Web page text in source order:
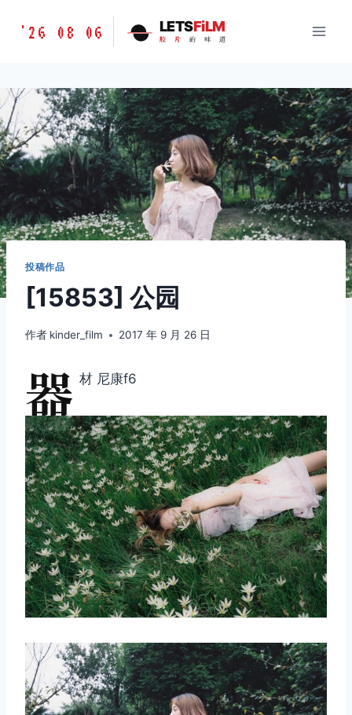
胶
味
LETSFILM
'26 08 06 LETSFiLM
胶 片 的 味 道
投稿作品
[15853] 公园
作者 kinder_film 2017 年 9 月 26 日
器 材 尼康f6